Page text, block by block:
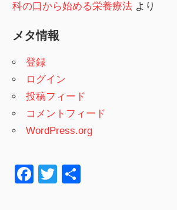
科の口から始める栄養療法 より
メタ情報
登録
ログイン
投稿フィード
コメントフィード
WordPress.org
F
T